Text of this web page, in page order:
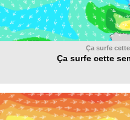
Ça surfe
Ça surfe cette